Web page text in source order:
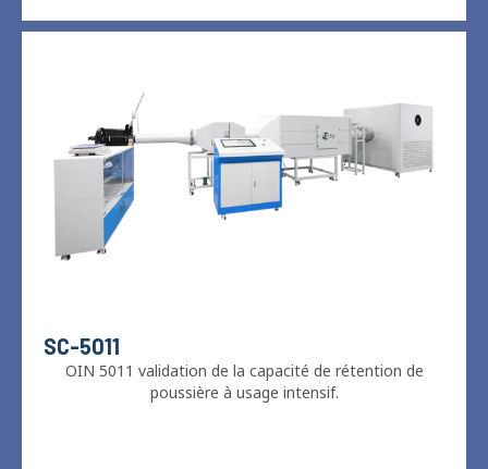
SC-5011
OIN 5011 validation de la capacité de rétention de
poussière à usage intensif.